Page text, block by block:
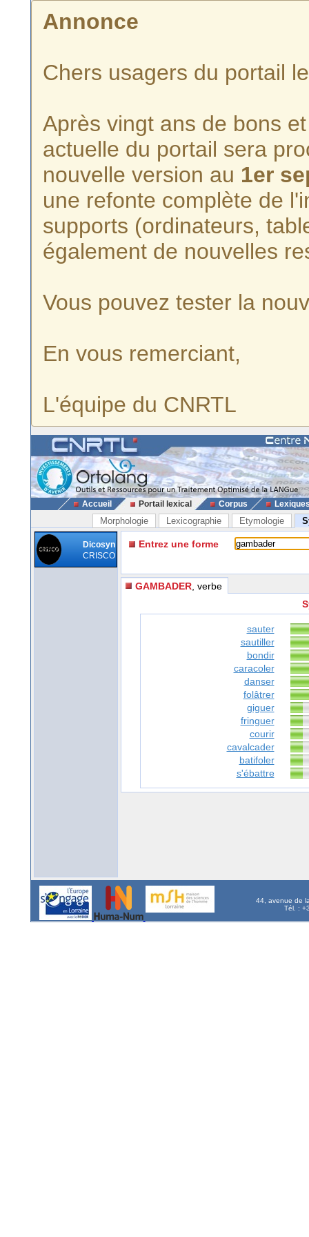
Annonce
Chers usagers du portail
Après vingt ans de bons
actuelle du portail sera
nouvelle version au 1er
une refonte complète de
supports (ordinateurs,
également de nouvelles
Vous pouvez tester la
En vous remerciant,
L'équipe du CNRTL
Accueil Portail lexical Corpus
Morphologie Lexicographie Etymologie
Dicosyn
CRISCO
Entrez une forme
GAMBADER , verbe
sauter
sautiller
bondir
caracoler
danser
folâtrer
giguer
fringuer
courir
cavalcader
batifoler
s'ébattre
44, avenue de
Tél. :